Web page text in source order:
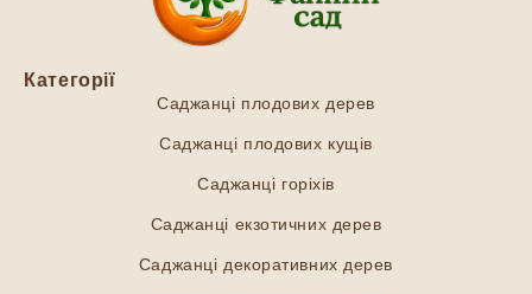
Категорії
Саджанці плодових дерев
Саджанці плодових кущів
Саджанці горіхів
Саджанці екзотичних дерев
Саджанці декоративних дерев